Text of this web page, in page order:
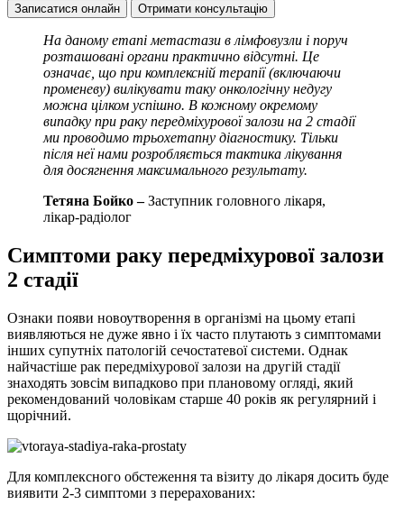
Записатися онлайн Отримати консультацію
На даному етапі метастази в лімфовузли і поруч
розташовані органи практично відсутні. Це
означає, що при комплексній терапії (включаючи
променеву) вилікувати таку онкологічну недугу
можна цілком успішно. В кожному окремому
випадку при раку передміхурової залози на 2 стадії
ми проводимо трьохетапну діагностику. Тільки
після неї нами розробляється тактика лікування
для досягнення максимального результату.
Тетяна Бойко –Заступник головного лікаря,
лікар-радіолог
Симптоми раку передміхурової залози
2 стадії
Ознаки появи новоутворення в організмі на цьому етапі
виявляються не дуже явно і їх часто плутають з симптомами
інших супутніх патологій сечостатевої системи. Однак
найчастіше рак передміхурової залози на другій стадії
знаходять зовсім випадково при плановому огляді, який
рекомендований чоловікам старше 40 років як регулярний і
щорічний.
Для комплексного обстеження та візиту до лікаря досить буде
виявити 2-3 симптоми з перерахованих: